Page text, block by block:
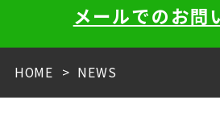
メールでのお問
HOME NEWS